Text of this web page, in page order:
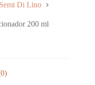
Semi Di Lino
200 ml